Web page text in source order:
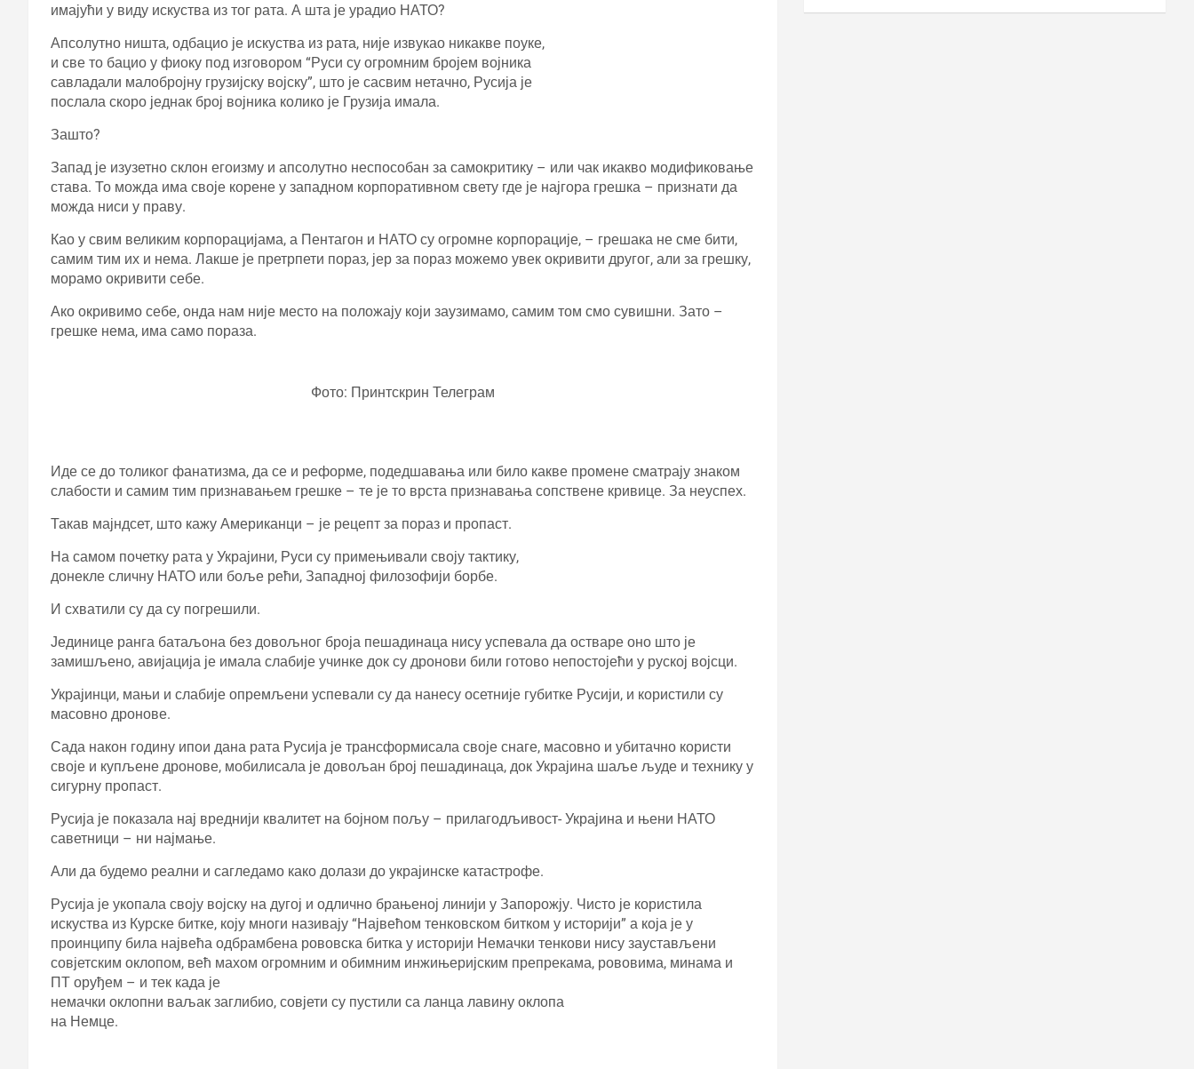
имајући у виду искуства из тог рата. А шта је урадио НАТО?
Апсолутно ништа, одбацио је искуства из рата, није извукао никакве поуке,
и све то бацио у фиоку под изговором “Руси су огромним бројем војника
савладали малобројну грузијску војску”, што је сасвим нетачно, Русија је
послала скоро једнак број војника колико је Грузија имала.
Зашто?
Запад је изузетно склон егоизму и апсолутно неспособан за самокритику – или чак икакво модификовање
става. То можда има своје корене у западном корпоративном свету где је најгора грешка – признати да
можда ниси у праву.
Као у свим великим корпорацијама, а Пентагон и НАТО су огромне корпорације, – грешака не сме бити,
самим тим их и нема. Лакше је претрпети пораз, јер за пораз можемо увек окривити другог, али за грешку,
морамо окривити себе.
Ако окривимо себе, онда нам није место на положају који заузимамо, самим том смо сувишни. Зато –
грешке нема, има само пораза.
Фото: Принтскрин Телеграм
Иде се до толиког фанатизма, да се и реформе, подедшавања или било какве промене сматрају знаком
слабости и самим тим признавањем грешке – те је то врста признавања сопствене кривице. За неуспех.
Такав мајндсет, што кажу Американци – је рецепт за пораз и пропаст.
На самом почетку рата у Украјини, Руси су примењивали своју тактику,
донекле сличну НАТО или боље рећи, Западној филозофији борбе.
И схватили су да су погрешили.
Јединице ранга батаљона без довољног броја пешадинаца нису успевала да остваре оно што је
замишљено, авијација је имала слабије учинке док су дронови били готово непостојећи у руској војсци.
Украјинци, мањи и слабије опремљени успевали су да нанесу осетније губитке Русији, и користили су
масовно дронове.
Сада након годину ипои дана рата Русија је трансформисала своје снаге, масовно и убитачно користи
своје и купљене дронове, мобилисала је довољан број пешадинаца, док Украјина шаље људе и технику у
сигурну пропаст.
Русија је показала нај вреднији квалитет на бојном пољу – прилагодљивост- Украјина и њени НАТО
саветници – ни најмање.
Али да будемо реални и сагледамо како долази до украјинске катастрофе.
Русија је укопала своју војску на дугој и одлично брањеној линији у Запорожју. Чисто је користила
искуства из Курске битке, коју многи називају “Највећом тенковском битком у историји” а која је у
проинципу била највећа одбрамбена рововска битка у историји Немачки тенкови нису заустављени
совјетским оклопом, већ махом огромним и обимним инжињеријским препрекама, рововима, минама и
ПТ оруђем – и тек када је
немачки оклопни ваљак заглибио, совјети су пустили са ланца лавину оклопа
на Немце.